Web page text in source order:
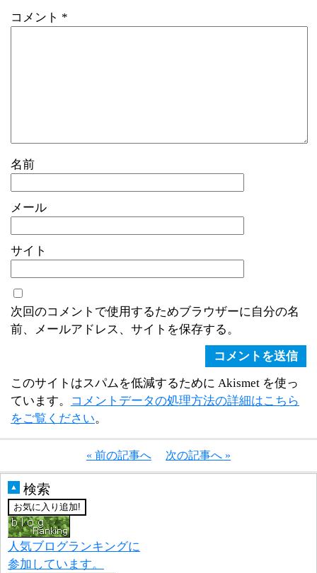
コメント *
名前
メール
サイト
次回のコメントで使用するためブラウザーに自分の名
前、メールアドレス、サイトを保存する。
このサイトはスパムを低減するために Akismet を使っ
ています。
コメントデータの処理方法の詳細はこちら
をご覧ください。
« 前の記事へ 次の記事へ »
▲ 検索
人気ブログランキングに
参加しています。